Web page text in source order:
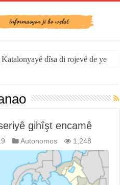
dîsa di rojevê de ye
gihîşt encamê
Autonomos 1,248